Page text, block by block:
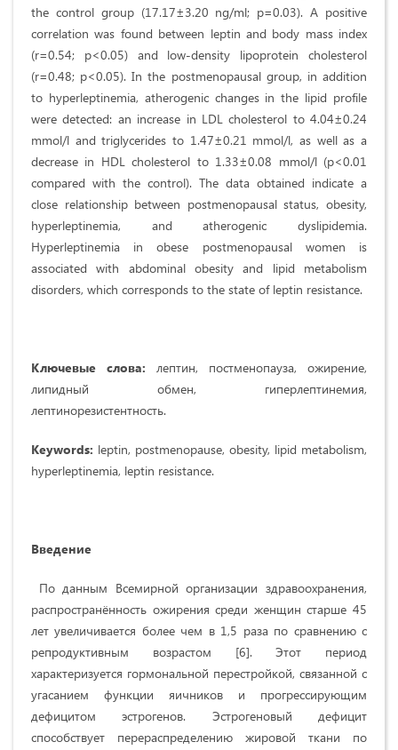
the control group (17.17±3.20 ng/ml; p=0.03). A positive
correlation was found between leptin and body mass index
(r=0.54; p<0.05) and low-density lipoprotein cholesterol
(r=0.48; p<0.05). In the postmenopausal group, in addition
to hyperleptinemia, atherogenic changes in the lipid profile
were detected: an increase in LDL cholesterol to 4.04±0.24
mmol/l and triglycerides to 1.47±0.21 mmol/l, as well as a
decrease in HDL cholesterol to 1.33±0.08 mmol/l (p<0.01
compared with the control). The data obtained indicate a
close relationship between postmenopausal status, obesity,
hyperleptinemia, and atherogenic dyslipidemia.
Hyperleptinemia in obese postmenopausal women is
associated with abdominal obesity and lipid metabolism
disorders, which corresponds to the state of leptin resistance.
Ключевые слова: лептин, постменопауза, ожирение,
липидный обмен, гиперлептинемия,
лептинорезистентность.
Keywords: leptin, postmenopause, obesity, lipid metabolism,
hyperleptinemia, leptin resistance.
Введение
По данным Всемирной организации здравоохранения,
распространённость ожирения среди женщин старше 45
лет увеличивается более чем в 1,5 раза по сравнению с
репродуктивным возрастом [6]. Этот период
характеризуется гормональной перестройкой, связанной с
угасанием функции яичников и прогрессирующим
дефицитом эстрогенов. Эстрогеновый дефицит
способствует перераспределению жировой ткани по